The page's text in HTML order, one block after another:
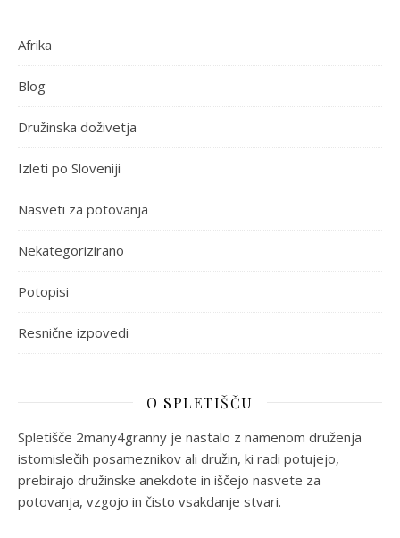
Afrika
Blog
Družinska doživetja
Izleti po Sloveniji
Nasveti za potovanja
Nekategorizirano
Potopisi
Resnične izpovedi
O SPLETIŠČU
Spletišče 2many4granny je nastalo z namenom druženja
istomislečih posameznikov ali družin, ki radi potujejo,
prebirajo družinske anekdote in iščejo nasvete za
potovanja, vzgojo in čisto vsakdanje stvari.